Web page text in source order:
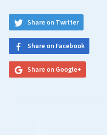
Share on Twitter
Share on Facebook
Share on Google+